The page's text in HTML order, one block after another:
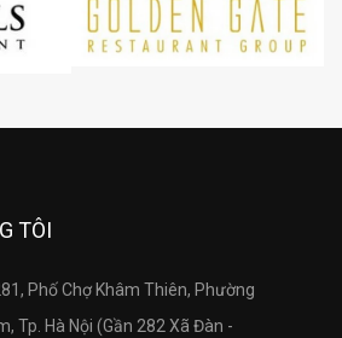
TÔI
Phố Chợ Khâm Thiên, Phường
Tp. Hà Nội (Gần 282 Xã Đàn -